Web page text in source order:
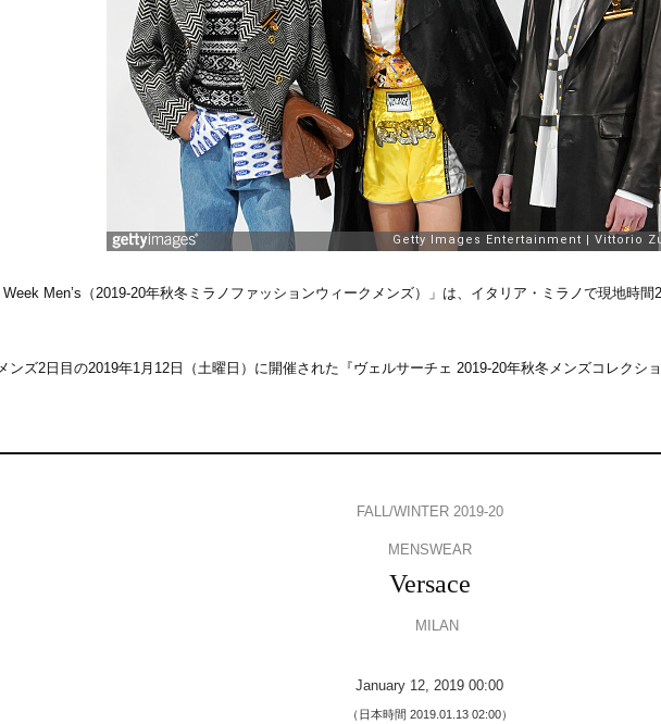
Week Men’s（2019-20年秋冬ミラノファッションウィークメンズ）」は、イタリア・ミラノで現地時
ンズ2日目の2019年1月12日（土曜日）に開催された『ヴェルサーチェ 2019-20年秋冬メンズコレクシ
FALL/WINTER 2019-20
MENSWEAR
Versace
MILAN
January 12, 2019 00:00
（日本時間 2019.01.13 02:00）